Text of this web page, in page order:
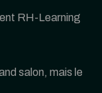
RH-Learning
salon, mais le